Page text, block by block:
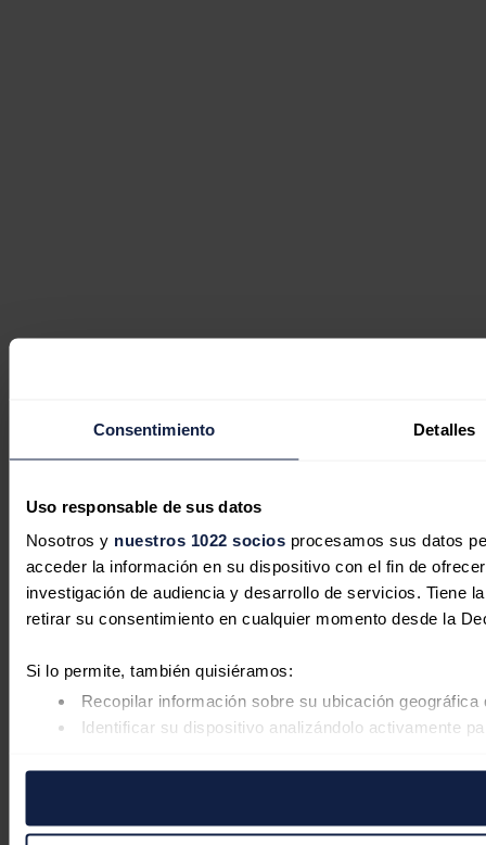
Consentimiento Detalles
Uso responsable de sus datos
Nosotros y nuestros 1022 sociosprocesamos sus datos
acceder la información en su dispositivo con el fin de
investigación de audiencia y desarrollo de servicios. Tiene
retirar su consentimiento en cualquier momento desde la
Si lo permite, también quisiéramos:
Recopilar información sobre su ubicación
Identificar su dispositivo analizándolo activamente
Las cookies de este sitio web se usan para personalizar el